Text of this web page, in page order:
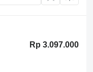
Rp 3.097.000